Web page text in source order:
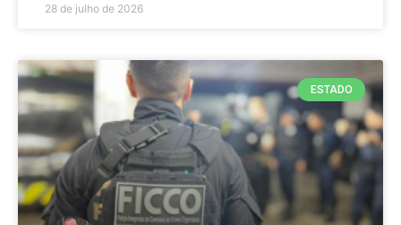
28 de julho de 2026
ESTADO